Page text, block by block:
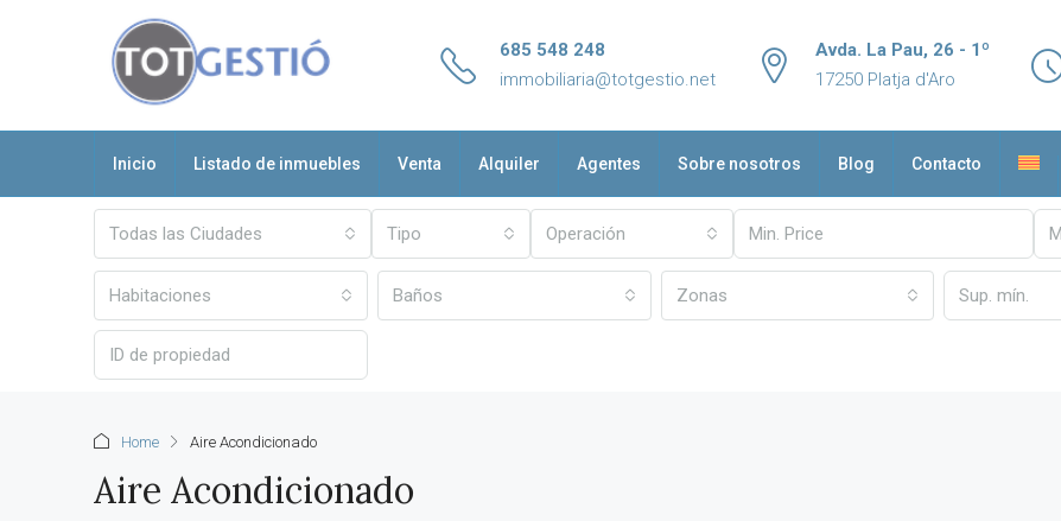
685 548 248
immobiliaria@totgestio.net
Avda. La Pau, 26 - 1º
17250 Platja d'Aro
Inicio Listado de inmuebles Venta Alquiler Agentes Sobre nosotros Blog Contacto
Todas las Ciudades Tipo Operación
Habitaciones Baños Zonas
Home Aire Acondicionado
Aire Acondicionado